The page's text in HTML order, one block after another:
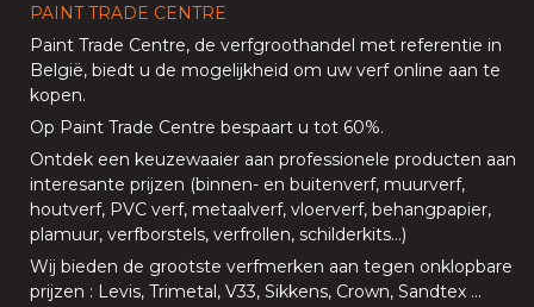
PAINT TRADE CENTRE
Paint Trade Centre, de verfgroothandel met referentie in
België, biedt u de mogelijkheid om uw verf online aan te
kopen.
Op Paint Trade Centre bespaart u tot 60%.
Ontdek een keuzewaaier aan professionele producten aan
interesante prijzen (binnen- en buitenverf, muurverf,
houtverf, PVC verf, metaalverf, vloerverf, behangpapier,
plamuur, verfborstels, verfrollen, schilderkits…)
Wij bieden de grootste verfmerken aan tegen onklopbare
prijzen : Levis, Trimetal, V33, Sikkens, Crown, Sandtex …